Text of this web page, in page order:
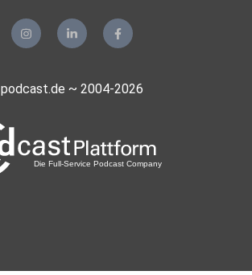
podcast.de ~ 2004-2026